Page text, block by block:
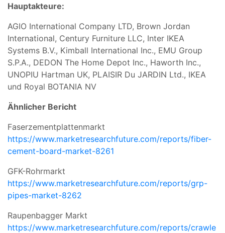
Hauptakteure:
AGIO International Company LTD, Brown Jordan
International, Century Furniture LLC, Inter IKEA
Systems B.V., Kimball International Inc., EMU Group
S.P.A., DEDON The Home Depot Inc., Haworth Inc.,
UNOPIU Hartman UK, PLAISIR Du JARDIN Ltd., IKEA
und Royal BOTANIA NV
Ähnlicher Bericht
Faserzementplattenmarkt
https://www.marketresearchfuture.com/reports/fiber-
cement-board-market-8261
GFK-Rohrmarkt
https://www.marketresearchfuture.com/reports/grp-
pipes-market-8262
Raupenbagger Markt
https://www.marketresearchfuture.com/reports/crawle